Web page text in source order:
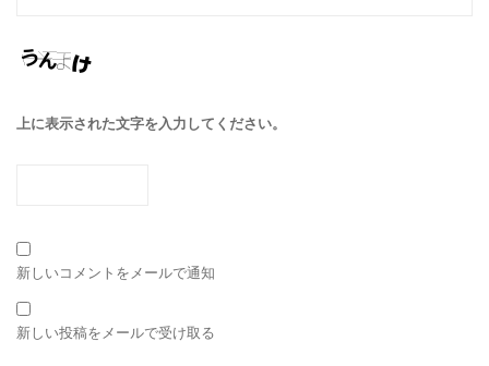
上に表示された文字を入力してください。
新しいコメントをメールで通知
新しい投稿をメールで受け取る